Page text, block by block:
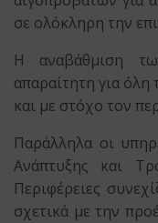
σε ολόκληρη την
Η αναβάθμιση
απαραίτητη για
και με στόχο τον
Παράλληλα οι
Ανάπτυξης και
Περιφέρειες
σχετικά με την